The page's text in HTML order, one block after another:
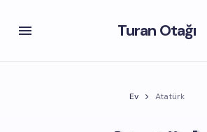
Turan Otağı
Ev Atatürk